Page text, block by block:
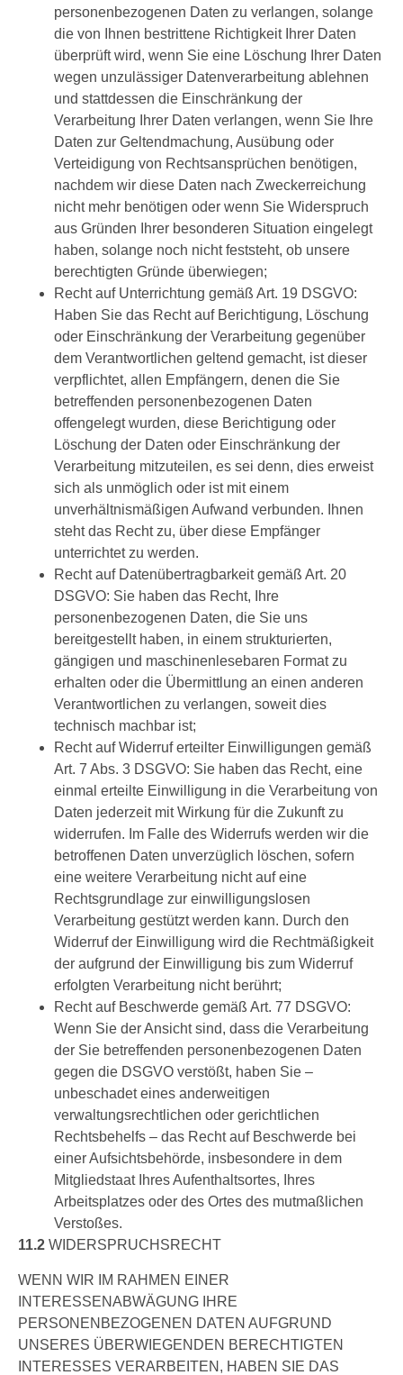
personenbezogenen Daten zu verlangen, solange
die von Ihnen bestrittene Richtigkeit Ihrer Daten
überprüft wird, wenn Sie eine Löschung Ihrer Daten
wegen unzulässiger Datenverarbeitung ablehnen
und stattdessen die Einschränkung der
Verarbeitung Ihrer Daten verlangen, wenn Sie Ihre
Daten zur Geltendmachung, Ausübung oder
Verteidigung von Rechtsansprüchen benötigen,
nachdem wir diese Daten nach Zweckerreichung
nicht mehr benötigen oder wenn Sie Widerspruch
aus Gründen Ihrer besonderen Situation eingelegt
haben, solange noch nicht feststeht, ob unsere
berechtigten Gründe überwiegen;
Recht auf Unterrichtung gemäß Art. 19 DSGVO:
Haben Sie das Recht auf Berichtigung, Löschung
oder Einschränkung der Verarbeitung gegenüber
dem Verantwortlichen geltend gemacht, ist dieser
verpflichtet, allen Empfängern, denen die Sie
betreffenden personenbezogenen Daten
offengelegt wurden, diese Berichtigung oder
Löschung der Daten oder Einschränkung der
Verarbeitung mitzuteilen, es sei denn, dies erweist
sich als unmöglich oder ist mit einem
unverhältnismäßigen Aufwand verbunden. Ihnen
steht das Recht zu, über diese Empfänger
unterrichtet zu werden.
Recht auf Datenübertragbarkeit gemäß Art. 20
DSGVO: Sie haben das Recht, Ihre
personenbezogenen Daten, die Sie uns
bereitgestellt haben, in einem strukturierten,
gängigen und maschinenlesebaren Format zu
erhalten oder die Übermittlung an einen anderen
Verantwortlichen zu verlangen, soweit dies
technisch machbar ist;
Recht auf Widerruf erteilter Einwilligungen gemäß
Art. 7 Abs. 3 DSGVO: Sie haben das Recht, eine
einmal erteilte Einwilligung in die Verarbeitung von
Daten jederzeit mit Wirkung für die Zukunft zu
widerrufen. Im Falle des Widerrufs werden wir die
betroffenen Daten unverzüglich löschen, sofern
eine weitere Verarbeitung nicht auf eine
Rechtsgrundlage zur einwilligungslosen
Verarbeitung gestützt werden kann. Durch den
Widerruf der Einwilligung wird die Rechtmäßigkeit
der aufgrund der Einwilligung bis zum Widerruf
erfolgten Verarbeitung nicht berührt;
Recht auf Beschwerde gemäß Art. 77 DSGVO:
Wenn Sie der Ansicht sind, dass die Verarbeitung
der Sie betreffenden personenbezogenen Daten
gegen die DSGVO verstößt, haben Sie –
unbeschadet eines anderweitigen
verwaltungsrechtlichen oder gerichtlichen
Rechtsbehelfs – das Recht auf Beschwerde bei
einer Aufsichtsbehörde, insbesondere in dem
Mitgliedstaat Ihres Aufenthaltsortes, Ihres
Arbeitsplatzes oder des Ortes des mutmaßlichen
Verstoßes.
11.2 WIDERSPRUCHSRECHT
WENN WIR IM RAHMEN EINER
INTERESSENABWÄGUNG IHRE
PERSONENBEZOGENEN DATEN AUFGRUND
UNSERES ÜBERWIEGENDEN BERECHTIGTEN
INTERESSES VERARBEITEN, HABEN SIE DAS